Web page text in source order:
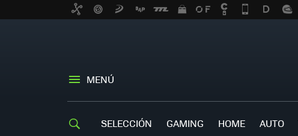
MENÚ
SELECCIÓN GAMING HOME AUTO